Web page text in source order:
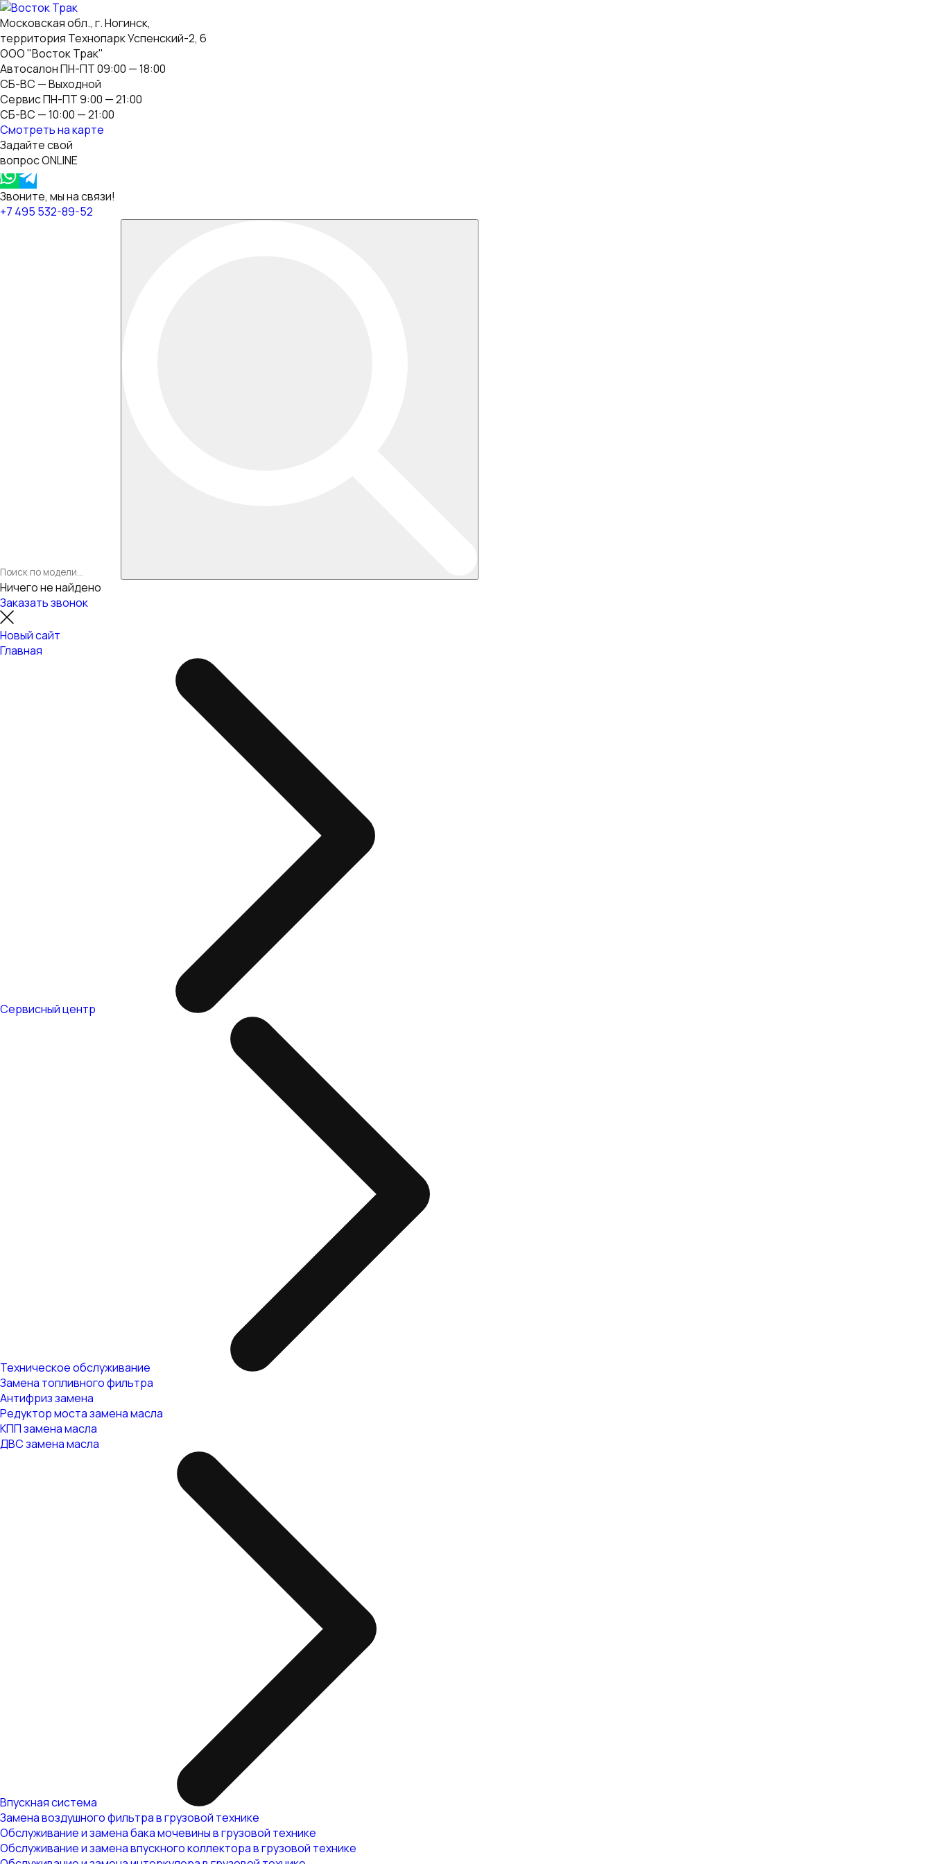
Московская обл., г. Ногинск,
территория Технопарк Успенский-2, 6
ООО "Восток Трак"
Автосалон ПН-ПТ 09:00 — 18:00
СБ-ВС — Выходной
Сервис ПН-ПТ 9:00 — 21:00
СБ-ВС — 10:00 — 21:00
Смотреть на карте
Задайте свой
вопрос ONLINE
Звоните, мы на связи!
+7 495 532-89-52
Ничего не найдено
Заказать звонок
Новый сайт
Главная
Сервисный центр
Техническое обслуживание
Замена топливного фильтра
Антифриз замена
Редуктор моста замена масла
КПП замена масла
ДВС замена масла
Впускная система
Замена воздушного фильтра в грузовой технике
Обслуживание и замена бака мочевины в грузовой технике
Обслуживание и замена впускного коллектора в грузовой технике